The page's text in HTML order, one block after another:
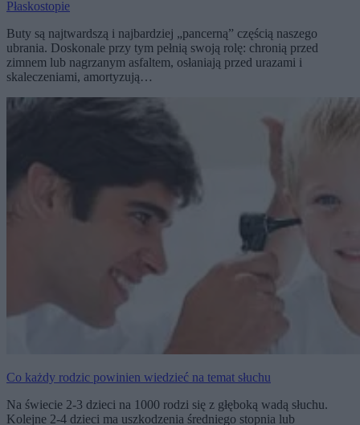
Płaskostopie
Buty są najtwardszą i najbardziej „pancerną” częścią naszego
ubrania. Doskonale przy tym pełnią swoją rolę: chronią przed
zimnem lub nagrzanym asfaltem, osłaniają przed urazami i
skaleczeniami, amortyzują…
Co każdy rodzic powinien wiedzieć na temat słuchu
Na świecie 2-3 dzieci na 1000 rodzi się z głęboką wadą słuchu.
Kolejne 2-4 dzieci ma uszkodzenia średniego stopnia lub